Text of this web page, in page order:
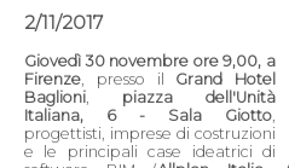
2/11/2017
Giovedì 30 novembre ore 9,00, a
Firenze, presso il
Grand Hotel
Baglioni, piazza dell'Unità
Italiana, 6 - Sala Giotto,
progettisti, imprese di costruzioni
e le principali case ideatrici di